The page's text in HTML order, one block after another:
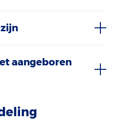
aangeboren